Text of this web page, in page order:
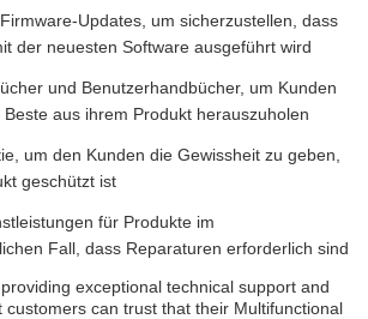
Updates, um sicherzustellen, dass
der neuesten Software ausgeführt wird
und Benutzerhandbücher, um Kunden
aus ihrem Produkt herauszuholen
um den Kunden die Gewissheit zu geben,
geschützt ist
für Produkte im
Fall, dass Reparaturen erforderlich sind
exceptional technical support and
customers can trust that their Multifunctional